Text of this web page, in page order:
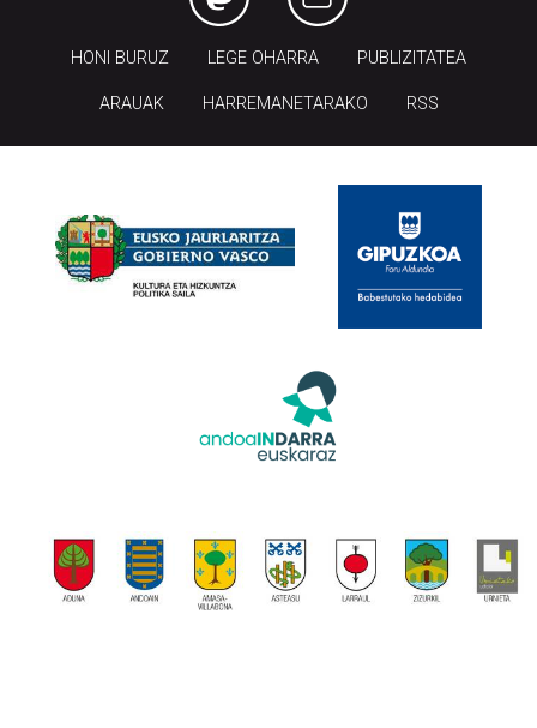
HONI BURUZ LEGE OHARRA PUBLIZITATEA
ARAUAK HARREMANETARAKO RSS